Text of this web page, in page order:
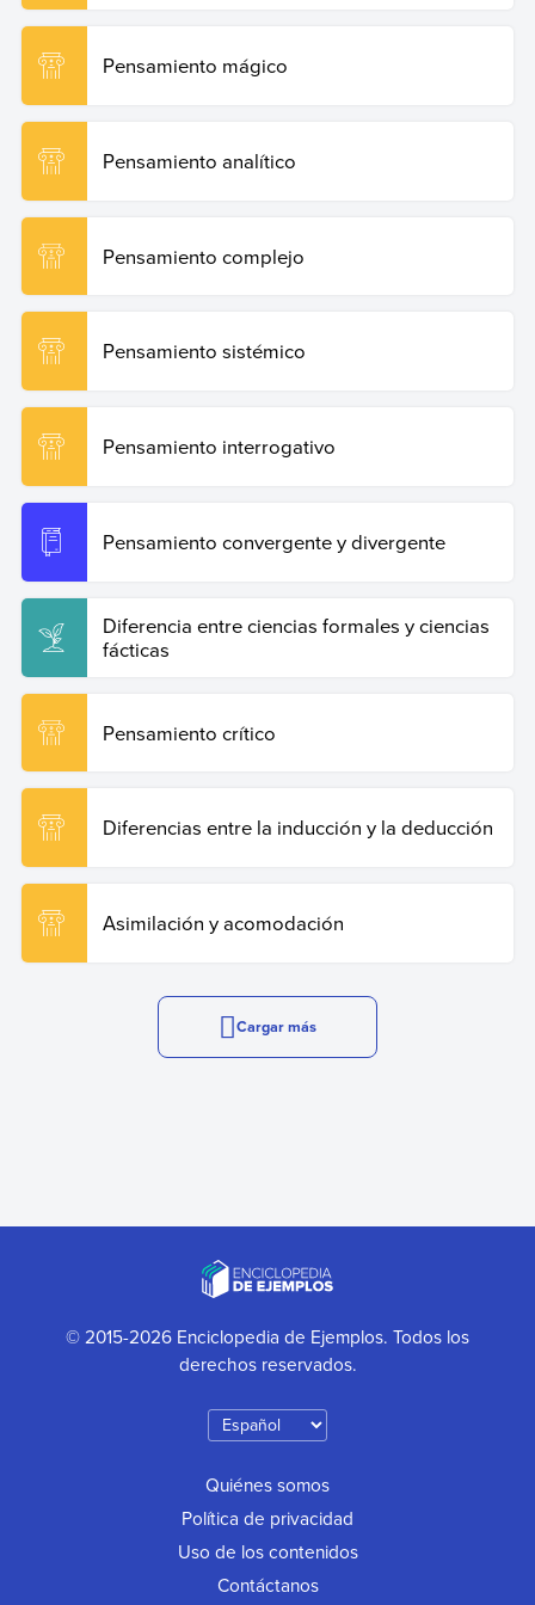
Pensamiento mágico
Pensamiento analítico
Pensamiento complejo
Pensamiento sistémico
Pensamiento interrogativo
Pensamiento convergente y divergente
Diferencia entre ciencias formales y ciencias
fácticas
Pensamiento crítico
Diferencias entre la inducción y la deducción
Asimilación y acomodación
Cargar más
© 2015-2026 Enciclopedia de Ejemplos. Todos los
derechos reservados.
Quiénes somos
Política de privacidad
Uso de los contenidos
Contáctanos